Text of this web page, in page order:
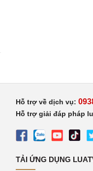
Hỗ trợ về dịch vụ:
Hỗ trợ giải đáp pháp
TẢI ỨNG DỤNG